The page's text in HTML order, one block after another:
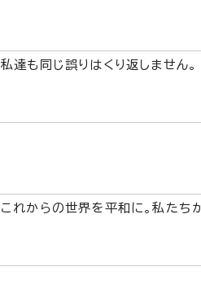
私達も同じ誤りはくり返しません。
これからの世界を平和に。私たち